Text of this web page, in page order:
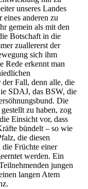
unseres Landes
anderen zu
gemein als mit den
Botschaft in die
zuallererst der
sich ihm
Rede erkennt man
Fall, denn alle, die
SDAJ, das BSW, die
Die
zu haben, zog
Einsicht vor, dass
bündelt – so wie
die diesen
Früchte einer
werden. Ein
jungen
langen Atem